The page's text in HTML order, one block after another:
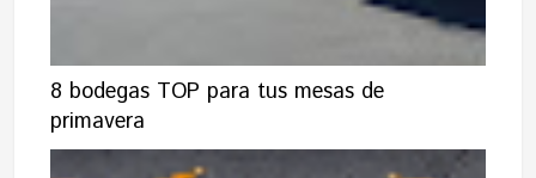
8 bodegas TOP para tus mesas de
primavera